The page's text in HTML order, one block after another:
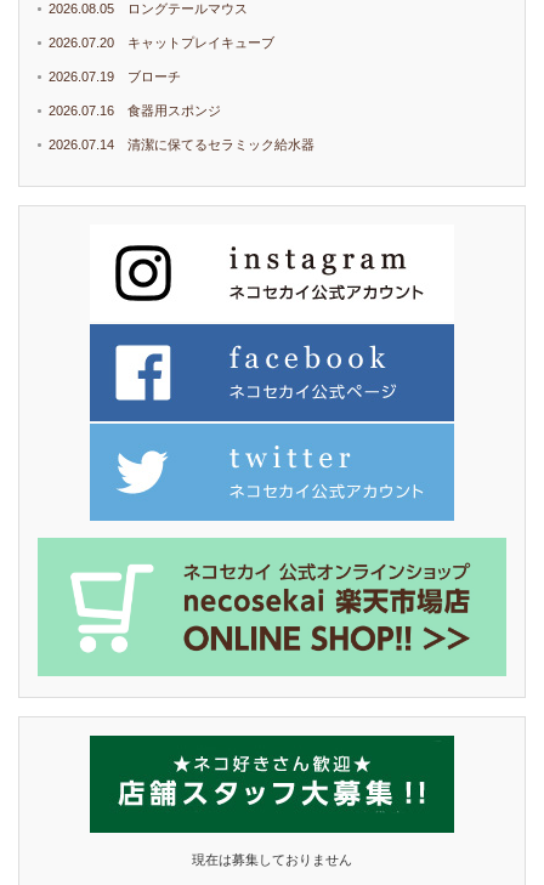
2026.08.05 ロングテールマウス
2026.07.20 キャットプレイキューブ
2026.07.19 ブローチ
2026.07.16 食器用スポンジ
2026.07.14 清潔に保てるセラミック給水器
現在は募集しておりません